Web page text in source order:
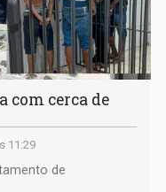
com cerca de
11:29
de